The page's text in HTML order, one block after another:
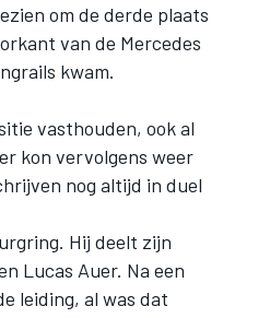
om de derde plaats
van de Mercedes
kwam.
vasthouden, ook al
kon vervolgens weer
nog altijd in duel
Hij deelt zijn
Lucas Auer. Na een
leiding, al was dat